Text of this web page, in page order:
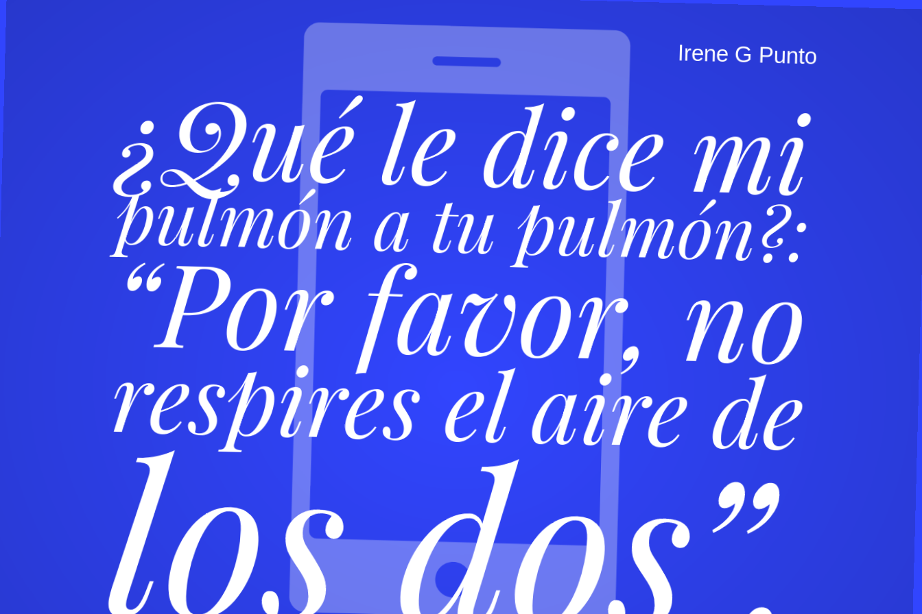
rene G Punto
¿Qué le dice mi
pulmón a tu pulmón?:
“Por favor, no
respires el aire de
los dos”.